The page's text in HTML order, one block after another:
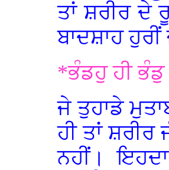
ਤਾਂ ਸ਼ਰੀਰ ਦੇ
ਬਾਦਸ਼ਾਹ
*ਭੰਡਹੁ ਹੀ
ਜੇ ਤੁਹਾਡੇ
ਹੀ ਤਾਂ
ਨਹੀਂ।